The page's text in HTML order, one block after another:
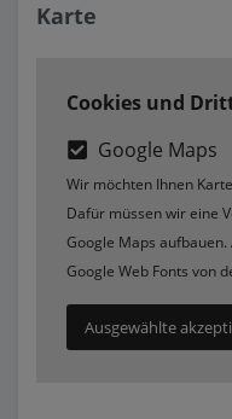
Karte
Cookies und
Google Maps
Wir möchten Ihnen
Dafür müssen wir eine
Google Maps
Google Web Fonts von
Ausgewählte